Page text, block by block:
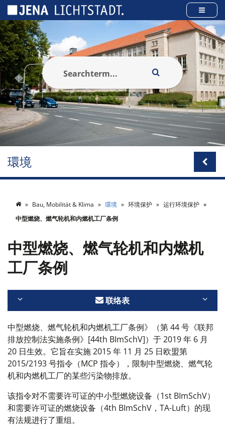
環境
Bau, Mobilität & Klima 環境 环境保护
运行环境保护
中型燃烧、燃气轮机和内燃机工厂条例
中型燃烧、燃气轮机和内燃机
工厂条例
联络表
中型燃烧、燃气轮机和内燃机工厂条例》（第 44 号《联邦
排放控制法实施条例》[44th BImSchV]）于 2019 年 6 月
20 日生效。它旨在实施 2015 年 11 月 25 日欧盟第
2015/2193 号指令（MCP 指令），限制中型燃烧、燃气轮
机和内燃机工厂的某些污染物排放。
该指令对不需要许可证的中小型燃烧设备（1st BImSchV）
和需要许可证的燃烧设备（4th BImSchV，TA-Luft）的现
有法规进行了重组。
Cookies management panel